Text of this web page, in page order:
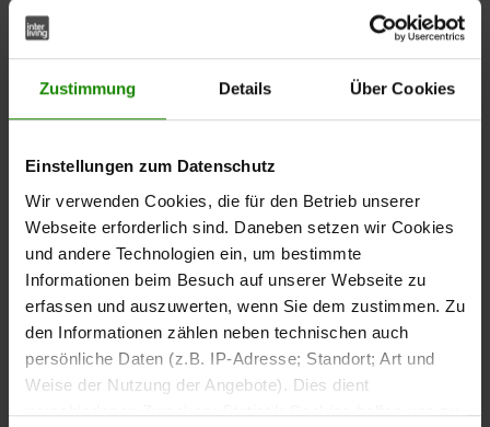
Zustimmung Details Über Cookies
Einstellungen zum Datenschutz
Wir verwenden Cookies, die für den Betrieb unserer
Webseite erforderlich sind. Daneben setzen wir Cookies
und andere Technologien ein, um bestimmte
Informationen beim Besuch auf unserer Webseite zu
erfassen und auszuwerten, wenn Sie dem zustimmen. Zu
den Informationen zählen neben technischen auch
persönliche Daten (z.B. IP-Adresse; Standort; Art und
Weise der Nutzung der Angebote). Dies dient
verschiedenen Zwecken: Statistik Cookies helfen uns zu
Online erhältlich
Interliving Handtuch Serie 9108
Regulärer Preis:
15,95 €
Preise inkl. MwSt.
Online erhältlich
Hellgrauer Badvorleger aus besonders
Interliving Handtuch Serie 9108
Regulärer Preis:
15,95 €
Preise inkl. MwSt.
Online erhältlich
Hellgrauer Waschhandschuh aus
Interliving Handtuch Serie 9108
Regulärer Preis:
2,95 €
Preise inkl. MwSt.